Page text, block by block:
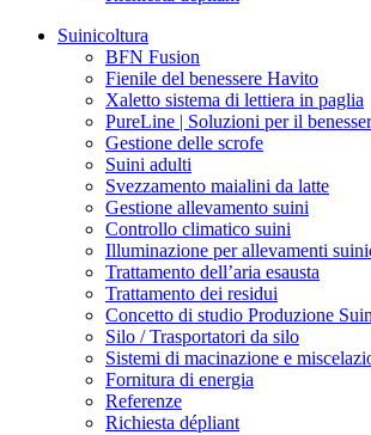
Suinicoltura
BFN Fusion
Fienile del benessere Havito
Xaletto sistema di lettiera in paglia
PureLine | Soluzioni per il
Gestione delle scrofe
Suini adulti
Svezzamento maialini da latte
Gestione allevamento suini
Controllo climatico suini
Illuminazione per allevamenti
Trattamento dell’aria esausta
Trattamento dei residui
Concetto di studio Produzione
Silo / Trasportatori da silo
Sistemi di macinazione e
Fornitura di energia
Referenze
Richiesta dépliant